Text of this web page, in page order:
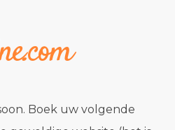
Boek uw volgende